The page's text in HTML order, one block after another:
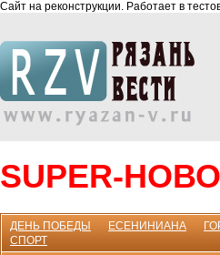
Сайт на реконструкции. Работает в
SUPER-
ДЕНЬ ПОБЕДЫ ЕСЕНИНИАНА
СПОРТ